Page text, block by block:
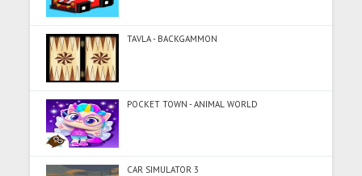
TAVLA - BACKGAMMON
POCKET TOWN - ANIMAL WORLD
CAR SIMULATOR 3